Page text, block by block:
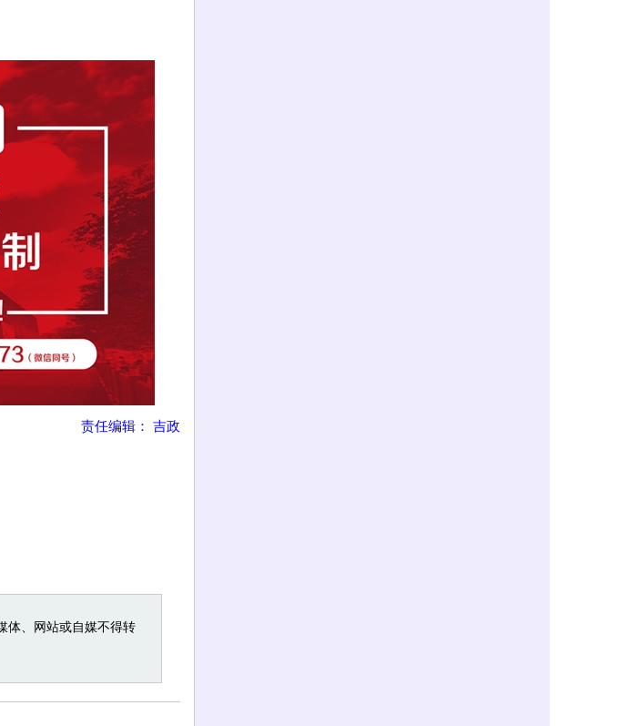
责任编辑： 吉政
体、网站或自媒不得转